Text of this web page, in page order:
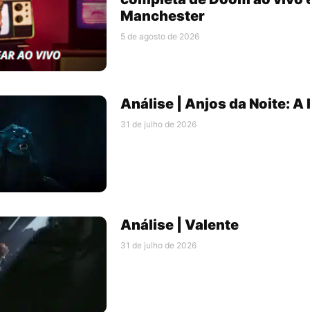
Manchester
5 de agosto de 2026
Análise | Anjos da Noite: A
31 de julho de 2026
Análise | Valente
31 de julho de 2026